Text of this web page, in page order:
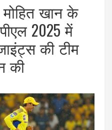
खान के
2025 में
की टीम
की